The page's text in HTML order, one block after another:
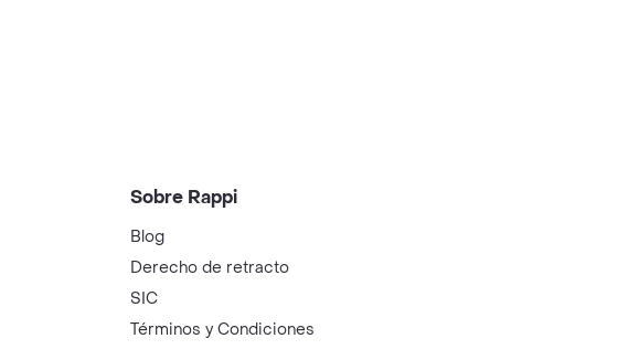
Sobre Rappi
Blog
Derecho de retracto
SIC
Términos y Condiciones